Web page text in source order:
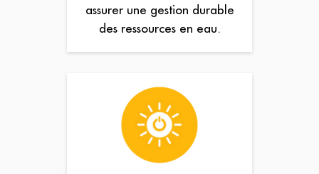
assurer une gestion durable
des ressources en eau.